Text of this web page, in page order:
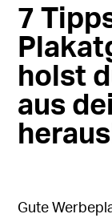
7
holst
aus
Gute